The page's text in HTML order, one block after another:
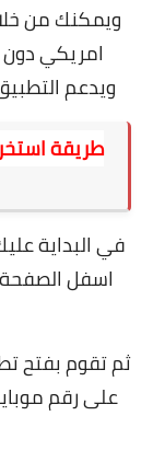
ويمكنك من
امريكي
ويدعم
طريقة
في البداية